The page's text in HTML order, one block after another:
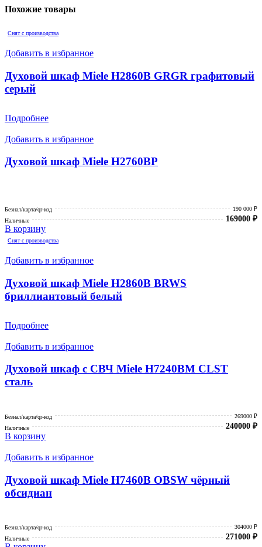
Похожие товары
Снят с производства
Добавить в избранное
Духовой шкаф Miele H2860B GRGR графитовый
серый
Подробнее
Добавить в избранное
Духовой шкаф Miele H2760BP
Безнал/карта/qr-код
190 000 ₽
Наличные
169000 ₽
В корзину
Снят с производства
Добавить в избранное
Духовой шкаф Miele H2860B BRWS
бриллиантовый белый
Подробнее
Добавить в избранное
Духовой шкаф с СВЧ Miele H7240BM CLST
сталь
Безнал/карта/qr-код
269000 ₽
Наличные
240000 ₽
В корзину
Добавить в избранное
Духовой шкаф Miele H7460B OBSW чёрный
обсидиан
Безнал/карта/qr-код
304000 ₽
Наличные
271000 ₽